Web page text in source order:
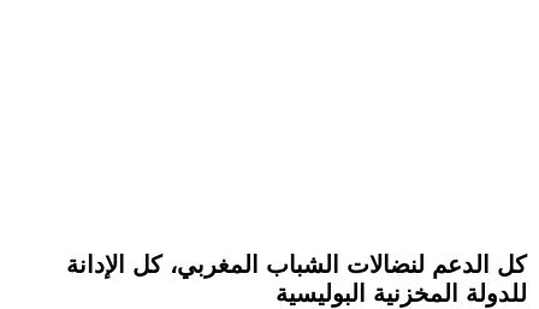
كل الدعم لنضالات الشباب المغربي، كل الإدانة
للدولة المخزنية البوليسية